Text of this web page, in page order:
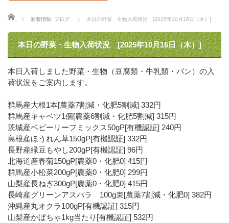
ホーム
新着情報 ブログ 本日の野菜・生物入荷状況 [2025年10月16日（木）]
本日の野菜・生物入荷状況 [2025年10月16日（木）]
本日入荷しました野菜・生物（豆腐類・牛乳類・パン）の入
荷状況をご案内します。
群馬産大根1本[農薬7割減・化肥5割減] 332円
群馬産キャベツ1個[農薬6割減・化肥5割減] 315円
茨城産ベビーリーフミックス50gP[有機認証] 240円
島根産ほうれん草150gP[有機認証] 332円
長野産緑豆もやし200gP[有機認証] 96円
北海道産春菊150gP[農薬0・化肥0] 415円
群馬産小松菜200gP[農薬0・化肥0] 299円
山梨産長ねぎ300gP[農薬0・化肥0] 415円
長崎産グリーンアスパラ 100g束[農薬7割減・化肥0] 382円
沖縄産丸オクラ100gP[有機認証] 315円
山梨産かぼちゃ1kg当たり[有機認証] 532円